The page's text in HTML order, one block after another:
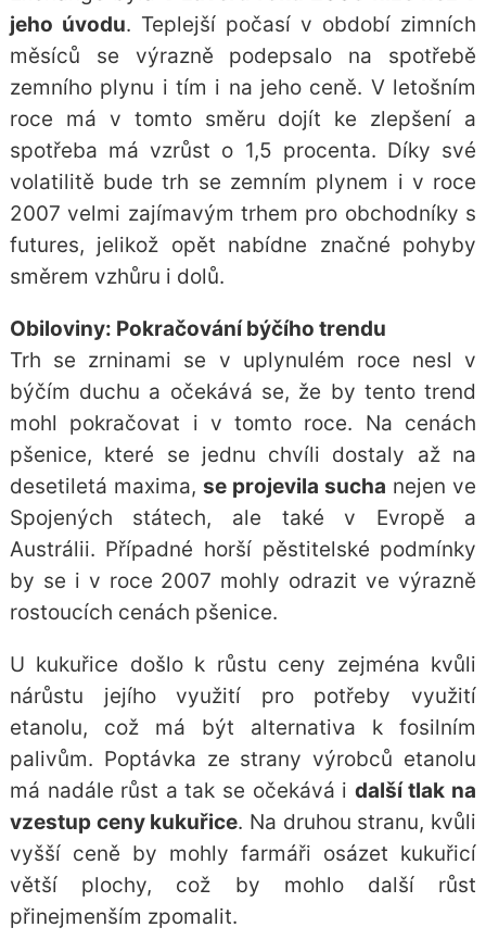
jeho úvodu. Teplejší počasí v období zimních
měsíců se výrazně podepsalo na spotřebě
zemního plynu i tím i na jeho ceně. V letošním
roce má v tomto směru dojít ke zlepšení a
spotřeba má vzrůst o 1,5 procenta. Díky své
volatilitě bude trh se zemním plynem i v roce
2007 velmi zajímavým trhem pro obchodníky s
futures, jelikož opět nabídne značné pohyby
směrem vzhůru i dolů.
Obiloviny: Pokračování býčího trendu
Trh se zrninami se v uplynulém roce nesl v
býčím duchu a očekává se, že by tento trend
mohl pokračovat i v tomto roce. Na cenách
pšenice, které se jednu chvíli dostaly až na
desetiletá maxima, se projevila sucha nejen ve
Spojených státech, ale také v Evropě a
Austrálii. Případné horší pěstitelské podmínky
by se i v roce 2007 mohly odrazit ve výrazně
rostoucích cenách pšenice.
U kukuřice došlo k růstu ceny zejména kvůli
nárůstu jejího využití pro potřeby využití
etanolu, což má být alternativa k fosilním
palivům. Poptávka ze strany výrobců etanolu
má nadále růst a tak se očekává i další tlak na
vzestup ceny kukuřice. Na druhou stranu, kvůli
vyšší ceně by mohly farmáři osázet kukuřicí
větší plochy, což by mohlo další růst
přinejmenším zpomalit.